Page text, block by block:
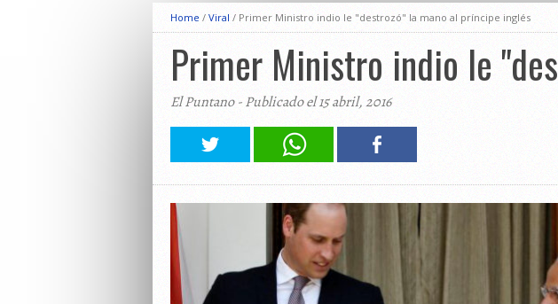
Home / Viral / Primer Ministro indio le "destrozó" la mano al príncipe inglés
Primer Ministro indio le
El Puntano - Publicado el 15 abril, 2016